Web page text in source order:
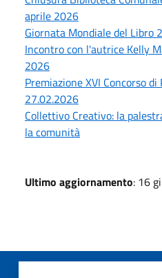
aprile 2026
Giornata Mondiale del Libro
Incontro con l'autrice Kelly
2026
Premiazione XVI Concorso
27.02.2026
Collettivo Creativo: la
la comunità
Ultimo aggiornamento: 16